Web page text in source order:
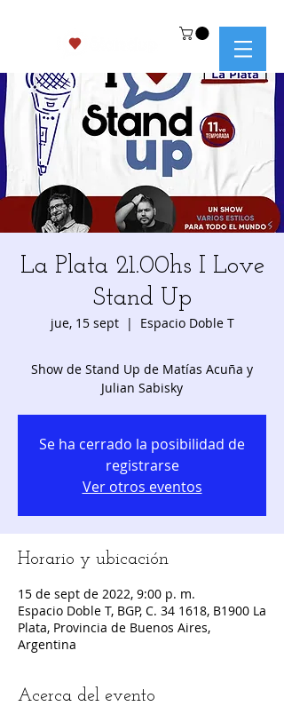
La Plata 21.00hs I Love
Stand Up
jue, 15 sept
  |
Espacio Doble T
Show de Stand Up de Matías Acuña y
Julian Sabisky
Se ha cerrado la posibilidad de
registrarse
Ver otros eventos
Horario y ubicación
15 de sept de 2022, 9:00 p. m.
Espacio Doble T, BGP, C. 34 1618, B1900 La
Plata, Provincia de Buenos Aires,
Argentina
Acerca del evento